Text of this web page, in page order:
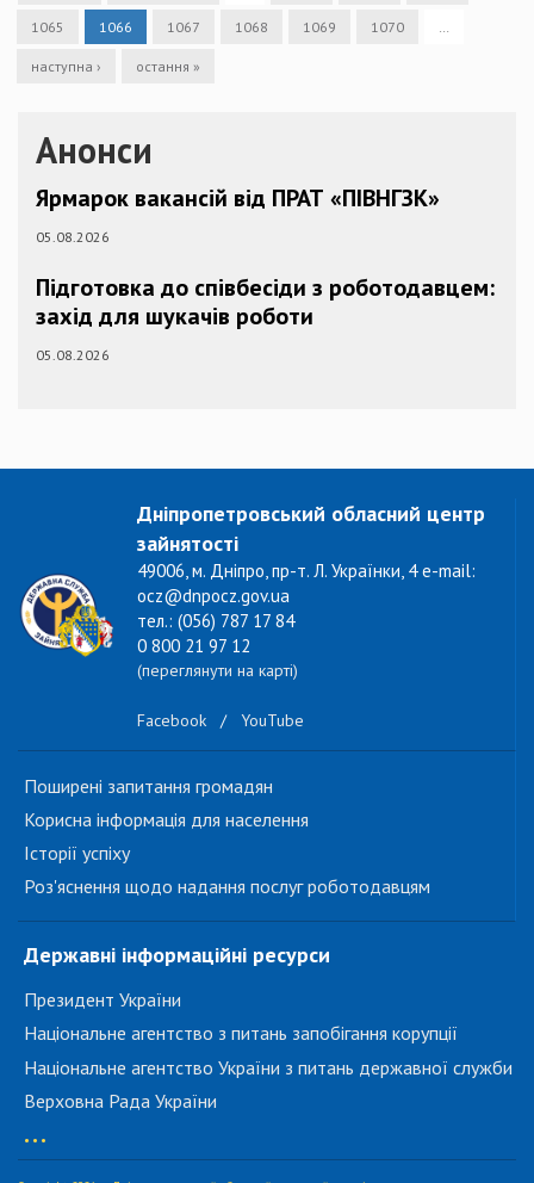
1065 1066 1067 1068 1069 1070
наступна › остання »
Анонси
Ярмарок вакансій від ПРАТ «ПІВНГЗК»
05.08.2026
Підготовка до співбесіди з роботодавцем:
захід для шукачів роботи
05.08.2026
Дніпропетровський обласний центр
зайнятості
49006, м. Дніпро, пр-т. Л. Українки, 4 e-mail:
ocz@dnpocz.gov.ua
тел.: (056) 787 17 84
0 800 21 97 12
(переглянути на карті)
Facebook / YouTube
Поширені запитання громадян
Корисна інформація для населення
Історії успіху
Роз'яснення щодо надання послуг роботодавцям
Державні інформаційні ресурси
Президент України
Національне агентство з питань запобігання корупції
Національне агентство України з питань державної служби
Верховна Рада України
...